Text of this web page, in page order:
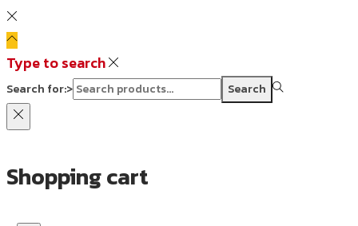
Type to search
Search for:> Search
Shopping cart